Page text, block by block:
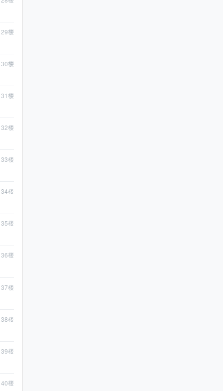
29楼
30楼
31楼
32楼
33楼
34楼
35楼
36楼
37楼
38楼
39楼
40楼